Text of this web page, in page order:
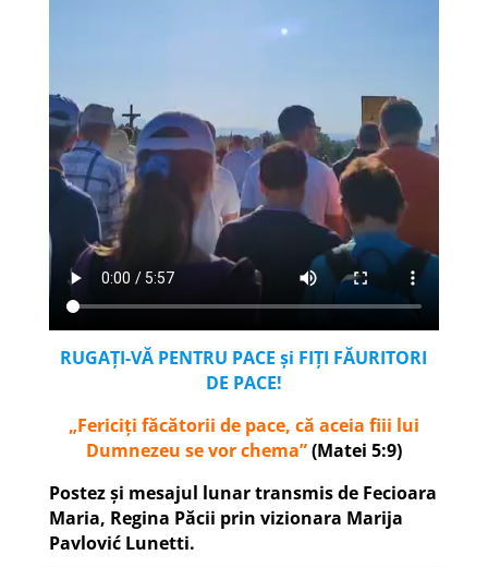
RUGAȚI-VĂ PENTRU PACE și FIȚI FĂURITORI
DE PACE!
„Fericiți făcătorii de pace, că aceia fiii lui
Dumnezeu se vor chema”(Matei 5:9)
Postez și mesajul lunar transmis de Fecioara
Maria, Regina Păcii prin vizionara Marija
Pavlović Lunetti.